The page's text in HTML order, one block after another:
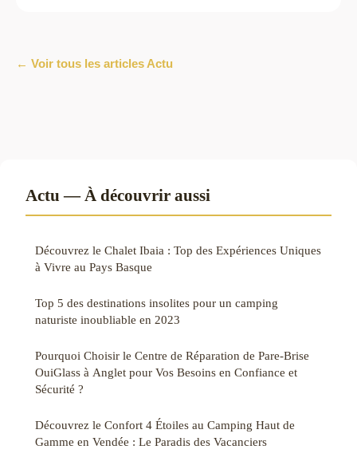
← Voir tous les articles Actu
Actu — À découvrir aussi
Découvrez le Chalet Ibaia : Top des Expériences Uniques
à Vivre au Pays Basque
Top 5 des destinations insolites pour un camping
naturiste inoubliable en 2023
Pourquoi Choisir le Centre de Réparation de Pare-Brise
OuiGlass à Anglet pour Vos Besoins en Confiance et
Sécurité ?
Découvrez le Confort 4 Étoiles au Camping Haut de
Gamme en Vendée : Le Paradis des Vacanciers